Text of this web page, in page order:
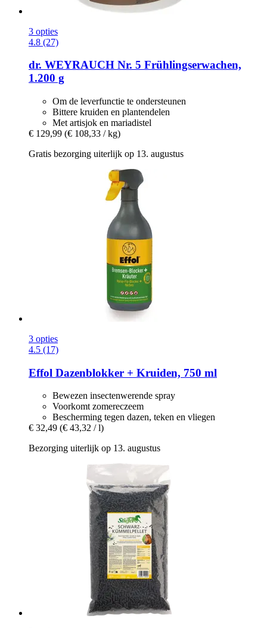
3 opties
4.8 (27)
dr. WEYRAUCH Nr. 5 Frühlingserwachen,
1.200 g
Om de leverfunctie te ondersteunen
Bittere kruiden en plantendelen
Met artisjok en mariadistel
€ 129,99 (€ 108,33 / kg)
Gratis bezorging uiterlijk op 13. augustus
3 opties
4.5 (17)
Effol Dazenblokker + Kruiden, 750 ml
Bewezen insectenwerende spray
Voorkomt zomereczeem
Bescherming tegen dazen, teken en vliegen
€ 32,49 (€ 43,32 / l)
Bezorging uiterlijk op 13. augustus